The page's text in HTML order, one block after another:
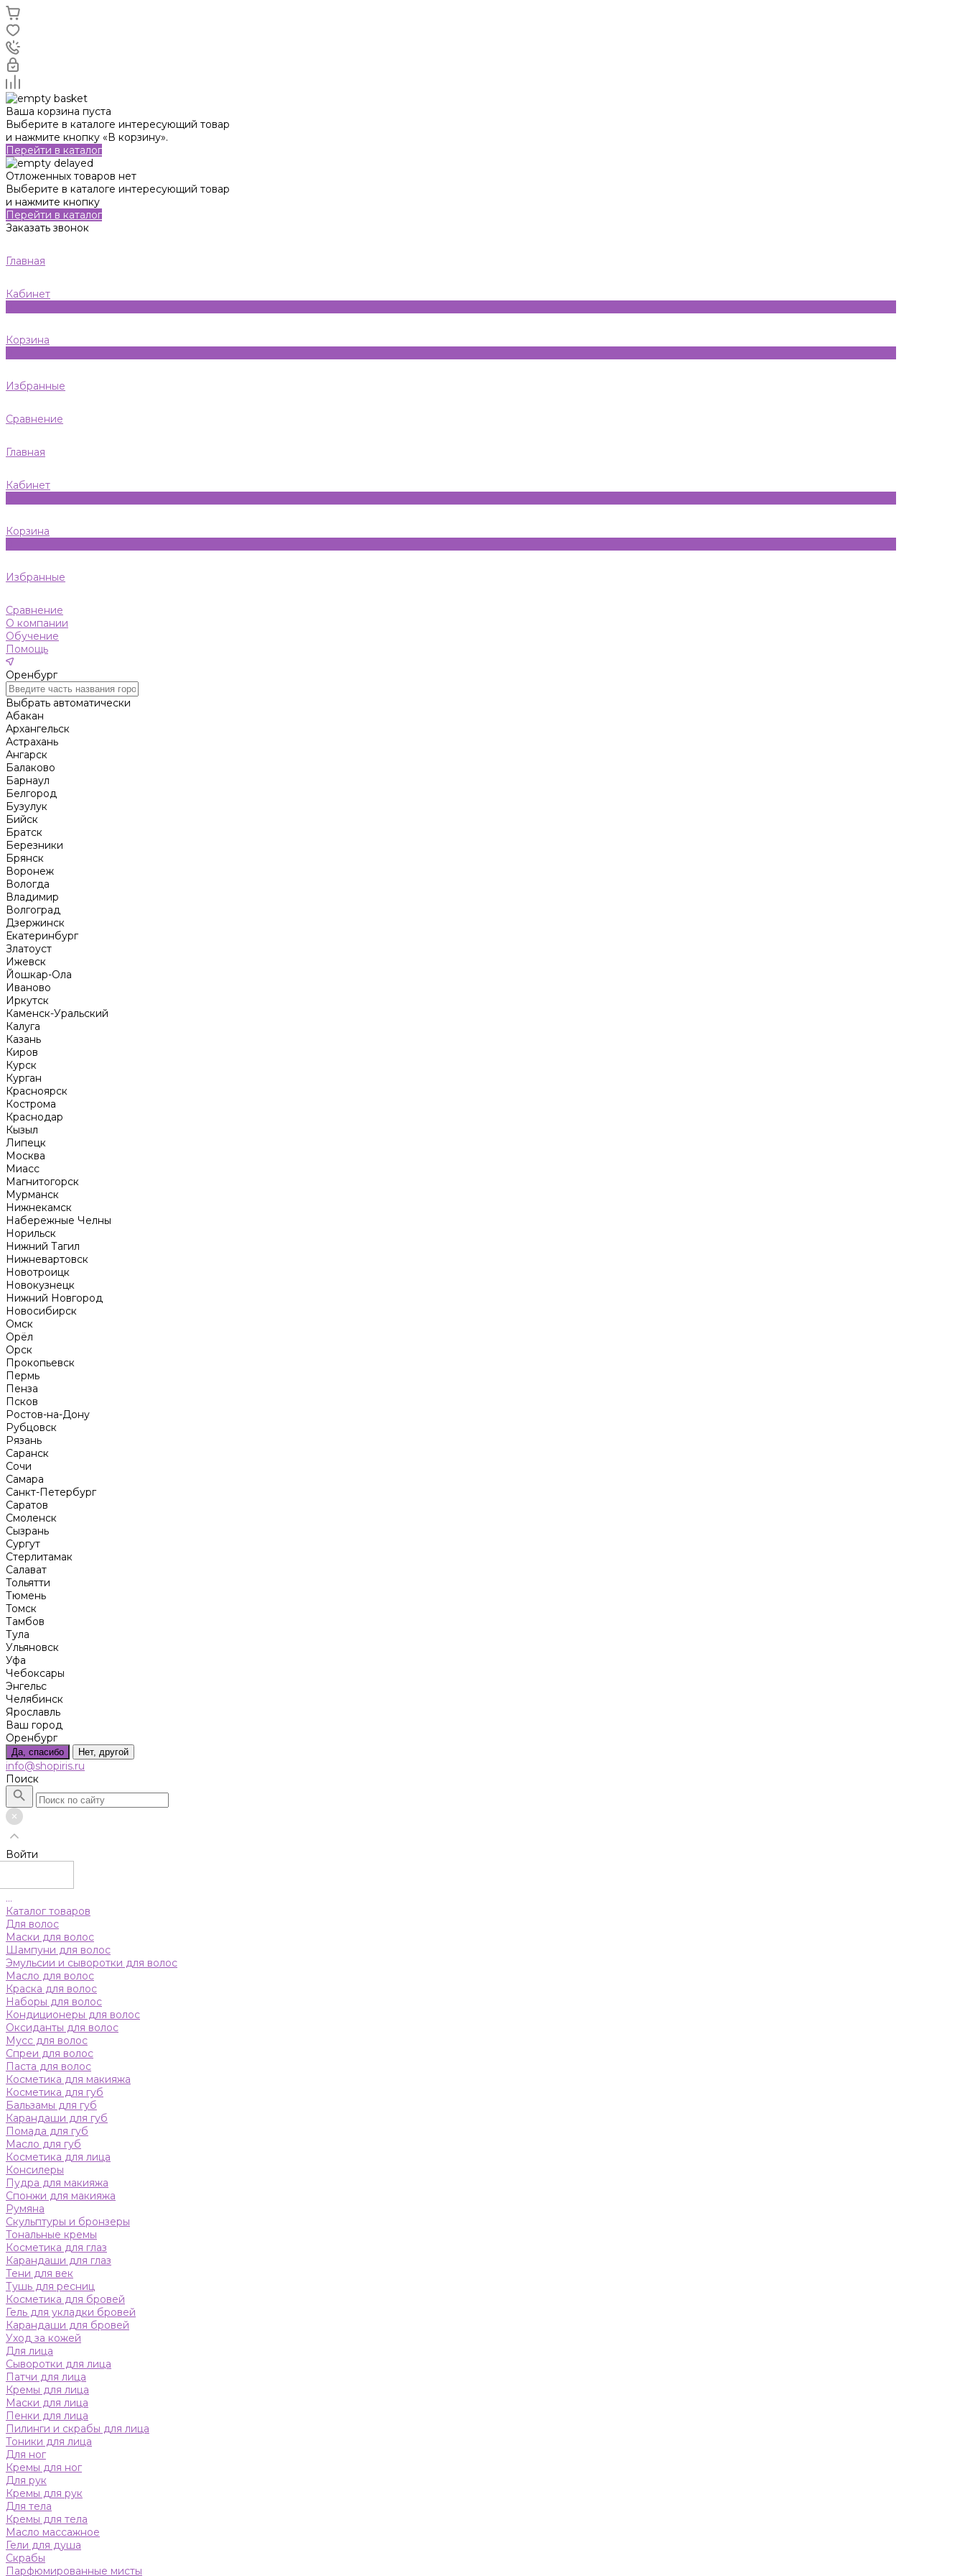
Ваша корзина пуста
Выберите в каталоге интересующий товар
и нажмите кнопку «В корзину».
Перейти в каталог
Отложенных товаров нет
Выберите в каталоге интересующий товар
и нажмите кнопку
Перейти в каталог
Заказать звонок
Главная
Кабинет
Корзина
Избранные
Сравнение
Главная
Кабинет
Корзина
Избранные
Сравнение
О компании
Обучение
Помощь
Оренбург
Выбрать автоматически
Абакан
Архангельск
Астрахань
Ангарск
Балаково
Барнаул
Белгород
Бузулук
Бийск
Братск
Березники
Брянск
Воронеж
Вологда
Владимир
Волгоград
Дзержинск
Екатеринбург
Златоуст
Ижевск
Йошкар-Ола
Иваново
Иркутск
Каменск-Уральский
Калуга
Казань
Киров
Курск
Курган
Красноярск
Кострома
Краснодар
Кызыл
Липецк
Москва
Миасс
Магнитогорск
Мурманск
Нижнекамск
Набережные Челны
Норильск
Нижний Тагил
Нижневартовск
Новотроицк
Новокузнецк
Нижний Новгород
Новосибирск
Омск
Орёл
Орск
Прокопьевск
Пермь
Пенза
Псков
Ростов-на-Дону
Рубцовск
Рязань
Саранск
Сочи
Самара
Санкт-Петербург
Саратов
Смоленск
Сызрань
Сургут
Стерлитамак
Салават
Тольятти
Тюмень
Томск
Тамбов
Тула
Ульяновск
Уфа
Чебоксары
Энгельс
Челябинск
Ярославль
Ваш город
Оренбург
Да, спасибо Нет, другой
info@shopiris.ru
Поиск
Войти
...
Каталог товаров
Для волос
Маски для волос
Шампуни для волос
Эмульсии и сыворотки для волос
Масло для волос
Краска для волос
Наборы для волос
Кондиционеры для волос
Оксиданты для волос
Мусс для волос
Спреи для волос
Паста для волос
Косметика для макияжа
Косметика для губ
Бальзамы для губ
Карандаши для губ
Помада для губ
Масло для губ
Косметика для лица
Консилеры
Пудра для макияжа
Спонжи для макияжа
Румяна
Скульптуры и бронзеры
Тональные кремы
Косметика для глаз
Карандаши для глаз
Тени для век
Тушь для ресниц
Косметика для бровей
Гель для укладки бровей
Карандаши для бровей
Уход за кожей
Для лица
Сыворотки для лица
Патчи для лица
Кремы для лица
Маски для лица
Пенки для лица
Пилинги и скрабы для лица
Тоники для лица
Для ног
Кремы для ног
Для рук
Кремы для рук
Для тела
Кремы для тела
Масло массажное
Гели для душа
Скрабы
Парфюмированные мисты